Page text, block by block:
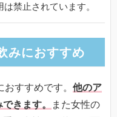
禁止されています。
みにおすすめ
すすめです。 他のア
きます。
また女性の